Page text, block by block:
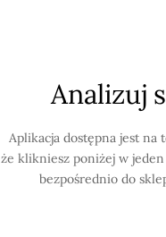
Analizuj
Aplikacja dostępna jest na
że klikniesz poniżej w
bezpośrednio do